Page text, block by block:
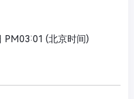
PM03:01 (北京时间)